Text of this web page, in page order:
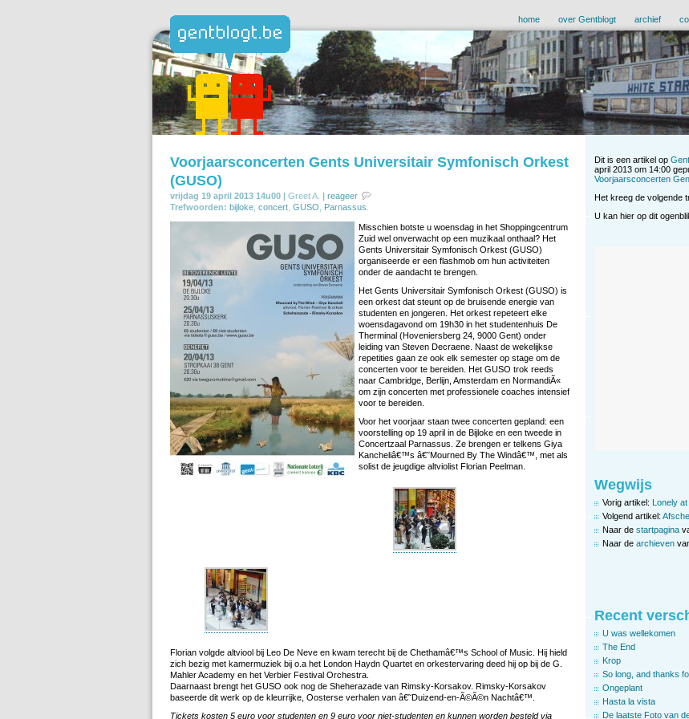
home over Gentblogt archief
Voorjaarsconcerten Gents Universitair Symfonisch Orkest
(GUSO)
vrijdag 19 april 2013 14u00 | Greet A. | reageer
Trefwoorden: bijloke concert GUSO Parnassus
Misschien botste u woensdag in het Shoppingcentrum
Zuid wel onverwacht op een muzikaal onthaal? Het
Gents Universitair Symfonisch Orkest (GUSO)
organiseerde er een flashmob om hun activiteiten
onder de aandacht te brengen.
Het Gents Universitair Symfonisch Orkest (GUSO) is
een orkest dat steunt op de bruisende energie van
studenten en jongeren. Het orkest repeteert elke
woensdagavond om 19h30 in het studentenhuis De
Therminal (Hoveniersberg 24, 9000 Gent) onder
leiding van Steven Decraene. Naast de wekelijkse
repetities gaan ze ook elk semester op stage om de
concerten voor te bereiden. Het GUSO trok reeds
naar Cambridge, Berlijn, Amsterdam en NormandiÃ«
om zijn concerten met professionele coaches intensief
voor te bereiden.
Voor het voorjaar staan twee concerten gepland: een
voorstelling op 19 april in de Bijloke en een tweede in
Concertzaal Parnassus. Ze brengen er telkens Giya
Kancheliâ€™s â€˜Mourned By The Windâ€™, met als
solist de jeugdige altviolist Florian Peelman.
Florian volgde altviool bij Leo De Neve en kwam terecht bij de Chethamâ€™s School of Music. Hij hield
zich bezig met kamermuziek bij o.a het London Haydn Quartet en orkestervaring deed hij op bij de G.
Mahler Academy en het Verbier Festival Orchestra.
Daarnaast brengt het GUSO ook nog de Sheherazade van Rimsky-Korsakov. Rimsky-Korsakov
baseerde dit werk op de kleurrijke, Oosterse verhalen van â€˜Duizend-en-Ã©Ã©n Nachtâ€™.
Tickets kosten 5 euro voor studenten en 9 euro voor niet-studenten en kunnen worden besteld via
Dit is een artikel op
april 2013 om 14:00
Voorjaarsconcerten
Het kreeg de volgende
U kan hier op dit
Wegwijs
Vorig artikel: Lonely
Volgend artikel:
Naar de startpagina
Naar de archieven
Recent
U was wellekomen
The End
Krop
So long, and thanks
Ongeplant
Hasta la vista
De laatste Foto van